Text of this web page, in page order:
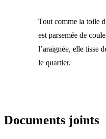
Tout comme la toile
est parsemée de
l’araignée, elle tisse
le quartier.
Documents joints